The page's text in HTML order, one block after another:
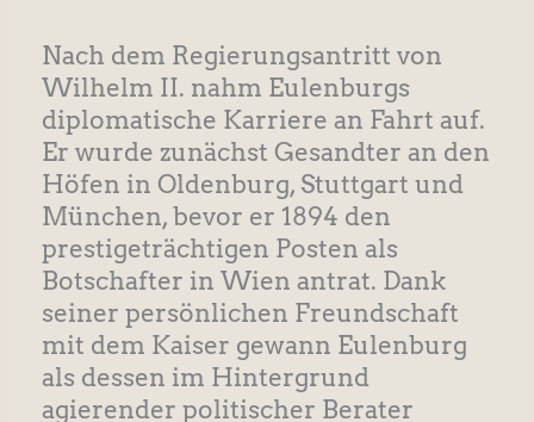
Nach dem Regierungsantritt von
Wilhelm II. nahm Eulenburgs
diplomatische Karriere an Fahrt auf.
Er wurde zunächst Gesandter an den
Höfen in Oldenburg, Stuttgart und
München, bevor er 1894 den
prestigeträchtigen Posten als
Botschafter in Wien antrat. Dank
seiner persönlichen Freundschaft
mit dem Kaiser gewann Eulenburg
als dessen im Hintergrund
agierender politischer Berater